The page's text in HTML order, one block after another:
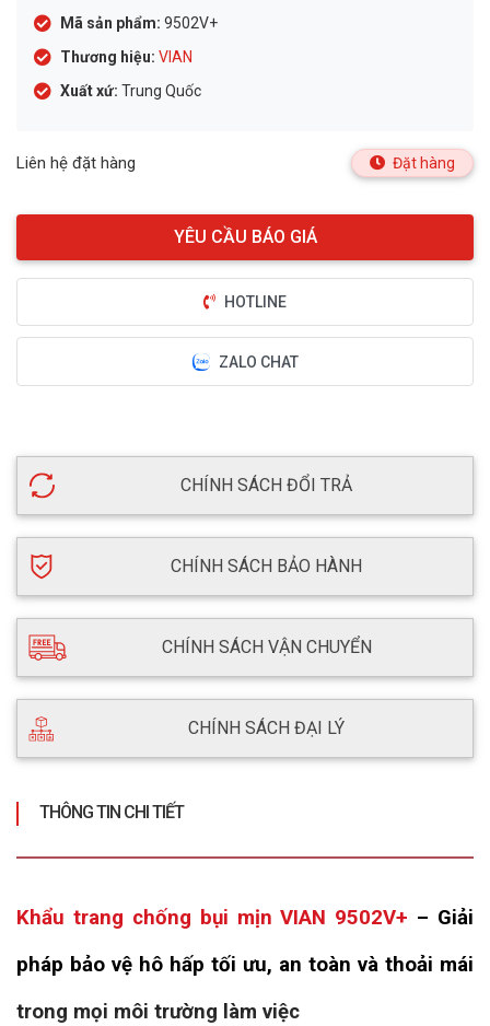
Mã sản phẩm: 9502V+
Thương hiệu: VIAN
Xuất xứ: Trung Quốc
Liên hệ đặt hàng Đặt hàng
HOTLINE
ZALO CHAT
CHÍNH SÁCH ĐỔI TRẢ
CHÍNH SÁCH BẢO HÀNH
CHÍNH SÁCH VẬN CHUYỂN
CHÍNH SÁCH ĐẠI LÝ
THÔNG TIN CHI TIẾT
Khẩu trang chống bụi mịn VIAN 9502V+ – Giải
pháp bảo vệ hô hấp tối ưu, an toàn và thoải mái
trong mọi môi trường làm việc